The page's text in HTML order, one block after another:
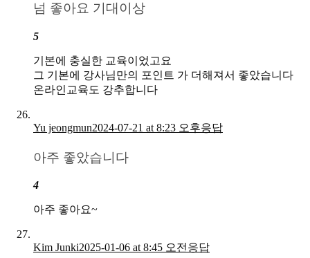
넘 좋아요 기대이상
5
기본에 충실한 교육이었고요
그 기본에 강사님만의 포인트 가 더해져서 좋았습니다
온라인교육도 강추합니다
Yu jeongmun2024-07-21 at 8:23 오후응답
아주 좋았습니다
4
아주 좋아요~
Kim Junki2025-01-06 at 8:45 오전 응답